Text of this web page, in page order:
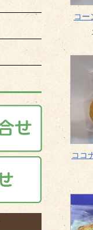
コー
ココ